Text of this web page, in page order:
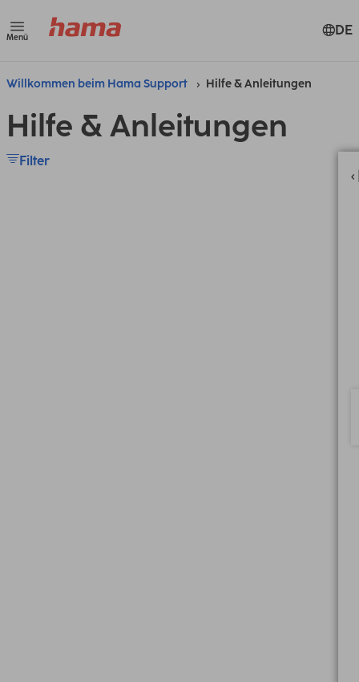
Menü DE
Willkommen beim Hama Support Hilfe & Anleitungen
Hilfe & Anleitungen
Filter